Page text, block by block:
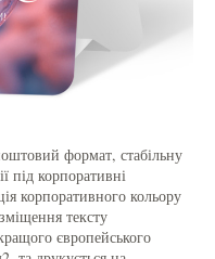
формат, стабільну
під корпоративні
корпоративного кольору
тексту
європейського